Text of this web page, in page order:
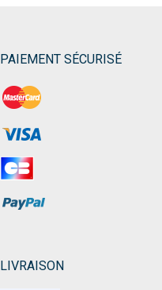
PAIEMENT SÉCURISÉ
LIVRAISON